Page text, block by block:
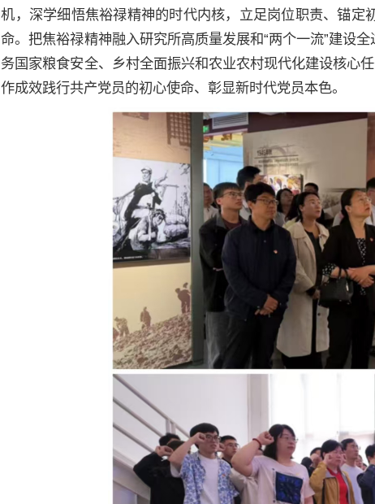
机，深学细悟焦裕禄精神的时代内核，立足岗位职责、锚
命。把焦裕禄精神融入研究所高质量发展和“两个一流”建设
务国家粮食安全、乡村全面振兴和农业农村现代化建设核心
作成效践行共产党员的初心使命、彰显新时代党员本色。